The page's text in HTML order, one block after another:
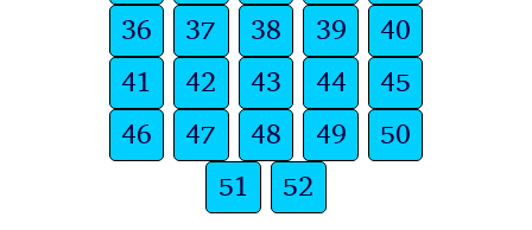
36
37 38 39
40
41
42 43 44
45
46
47 48 49
50
51
52